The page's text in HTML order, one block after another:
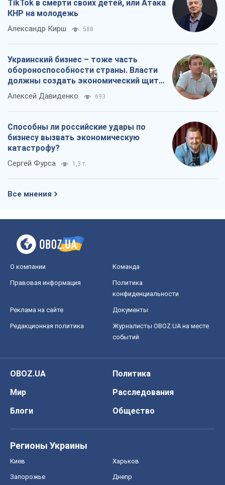
TikTok в смерти своих детей, или Атака
КНР на молодежь
Александр Кирш 588
Украинский бизнес – тоже часть
обороноспособности страны. Власти
должны создать экономический щит
для компаний
Алексей Давиденко 693
Способны ли российские удары по
бизнесу вызвать экономическую
катастрофу?
Сергей Фурса 1,3 т.
Все мнения
О компании Команда
Правовая информация
Политика
конфиденциальности
Реклама на сайте Документы
Редакционная политика
Журналисты OBOZ.UA на месте
событий
OBOZ.UA
Политика
Мир
Расследования
Блоги
Общество
Регионы Украины
Киев Харьков
Запорожье Днепр